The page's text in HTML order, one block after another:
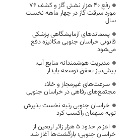
رفع 40 هزار نشتی گاز و کشف 76
مورد سرقت گاز در چهار ماهه نخست
سال
پسماندهای آزمایشگاهی پزشکی
قانونی خراسان جنوبی مکانیزه دفع
می‌شود
مدیریت هوشمندانه منابع آب،
پیش‌نیاز تحقق توسعه پایدار
سرعت‌های غیرمجاز و خلاء
مجتمع‌های رفاهی در خراسان جنوبی
خراسان جنوبی رتبه نخست پذیرش
توبه متهمان راکسب کرد
اعزام حدود 5 هزار زائر اربعین از
خراسان جنوبی؛ بازگشت‌ها آغاز شد